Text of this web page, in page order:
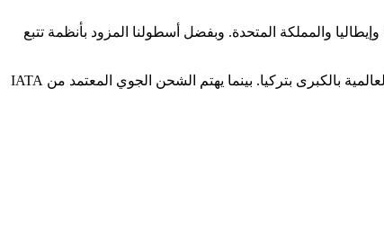
والمملكة المتحدة. وبفضل أسطولنا المزود بأنظمة تتبع
نوفر قدرات بحرية عالية التنافسية لربط الموانئ العالمية بالكبرى بتركيا. بينما يهتم الشحن الجوي المعتمد من IATA